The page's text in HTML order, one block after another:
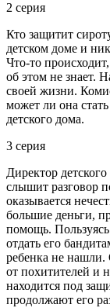
2 серия
Кто защитит
детском доме и
Что-то
об этом не знает.
своей жизни.
может ли она
детского дома.
3 серия
Директор
слышит разговор
оказывается
большие деньги,
помощь.
отдать его
ребенка не нашли.
от похитителей и
находится под
продолжают его